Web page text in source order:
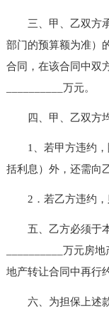
三、甲、乙双方承
部门的预算额为准）
合同，在该合同中双
__________万元。
四、甲、乙双方均
1、若甲方违约，
括利息）外，还需向
2．若乙方违约，
五、乙方必须于本
__________万元房
地产转让合同中再行
六、为担保上述款